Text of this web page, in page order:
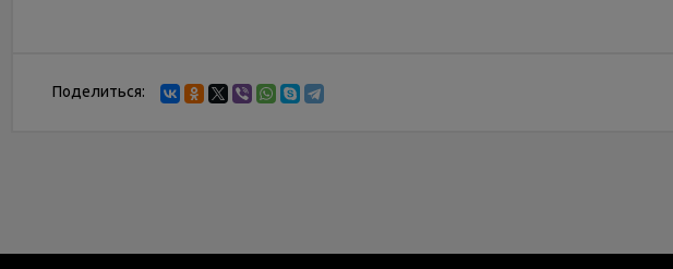
Поделиться: